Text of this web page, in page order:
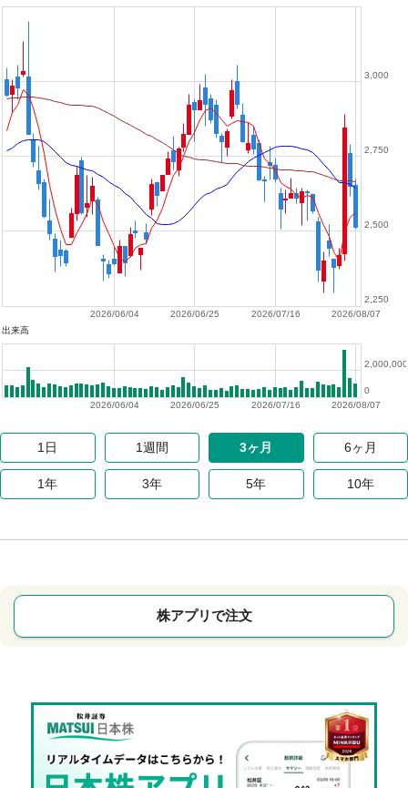
2026/08/07
2026/07/16
2026/06/25
2026/06/04
2,250
2,500
2,750
3,000
出来高
2026/08/07
2026/07/16
2026/06/25
2026/06/04
0
2,000,000
1日 1週間 3ヶ月 6ヶ月
1年 3年 5年 10年
株アプリで注文